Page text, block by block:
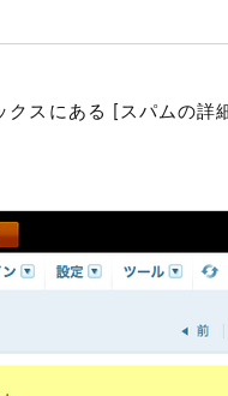
スにある [スパムの